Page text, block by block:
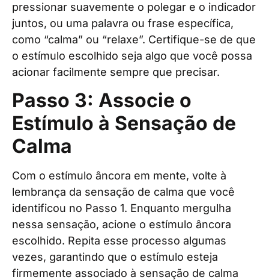
pressionar suavemente o polegar e o indicador
juntos, ou uma palavra ou frase específica,
como “calma” ou “relaxe”. Certifique-se de que
o estímulo escolhido seja algo que você possa
acionar facilmente sempre que precisar.
Passo 3: Associe o
Estímulo à Sensação de
Calma
Com o estímulo âncora em mente, volte à
lembrança da sensação de calma que você
identificou no Passo 1. Enquanto mergulha
nessa sensação, acione o estímulo âncora
escolhido. Repita esse processo algumas
vezes, garantindo que o estímulo esteja
firmemente associado à sensação de calma